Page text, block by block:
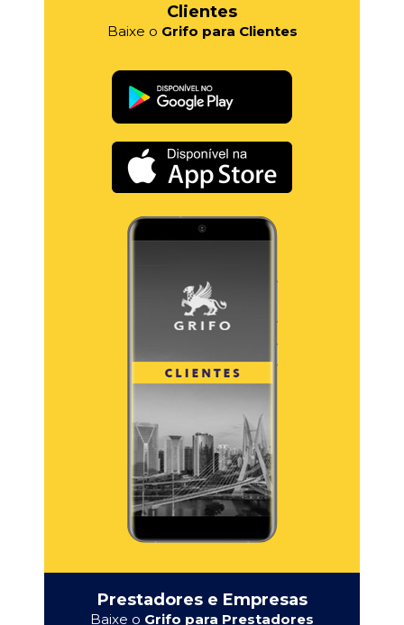
Clientes
Baixe o Grifo para Clientes
Prestadores e Empresas
Baixe o Grifo para Prestadores